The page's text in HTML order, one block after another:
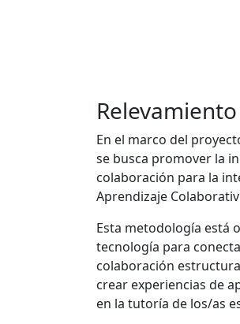
En el marco del
se busca promover la
colaboración para la
Aprendizaje
Esta metodología está
tecnología para
colaboración
crear experiencias de
en la tutoría de los/as